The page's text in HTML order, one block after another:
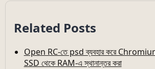
Related Posts
Open RC-তে psd ব্যবহার করে
SSD থেকে RAM-এ স্থানান্তর করা